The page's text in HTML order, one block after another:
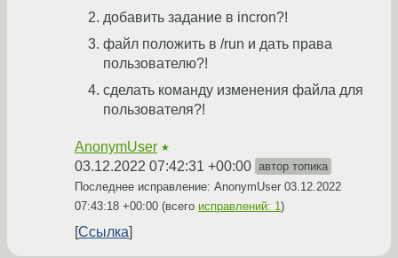
добавить задание в incron?!
файл положить в /run и дать права
пользователю?!
сделать команду изменения файла для
пользователя?!
AnonymUser ★
03.12.2022 07:42:31 +00:00 автор топика
Последнее исправление: AnonymUser 03.12.2022
07:43:18 +00:00 (всего исправлений: 1)
Ссылка